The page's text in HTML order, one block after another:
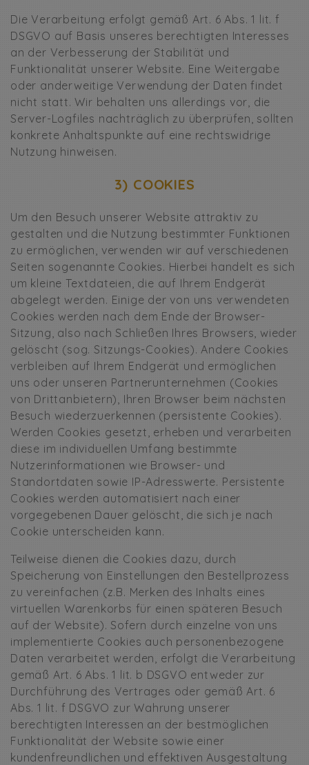
Die Verarbeitung erfolgt gemäß Art. 6 Abs. 1 lit. f
DSGVO auf Basis unseres berechtigten Interesses
an der Verbesserung der Stabilität und
Funktionalität unserer Website. Eine Weitergabe
oder anderweitige Verwendung der Daten findet
nicht statt. Wir behalten uns allerdings vor, die
Server-Logfiles nachträglich zu überprüfen, sollten
konkrete Anhaltspunkte auf eine rechtswidrige
Nutzung hinweisen.
3) COOKIES
Um den Besuch unserer Website attraktiv zu
gestalten und die Nutzung bestimmter Funktionen
zu ermöglichen, verwenden wir auf verschiedenen
Seiten sogenannte Cookies. Hierbei handelt es sich
um kleine Textdateien, die auf Ihrem Endgerät
abgelegt werden. Einige der von uns verwendeten
Cookies werden nach dem Ende der Browser-
Sitzung, also nach Schließen Ihres Browsers, wieder
gelöscht (sog. Sitzungs-Cookies). Andere Cookies
verbleiben auf Ihrem Endgerät und ermöglichen
uns oder unseren Partnerunternehmen (Cookies
von Drittanbietern), Ihren Browser beim nächsten
Besuch wiederzuerkennen (persistente Cookies).
Werden Cookies gesetzt, erheben und verarbeiten
diese im individuellen Umfang bestimmte
Nutzerinformationen wie Browser- und
Standortdaten sowie IP-Adresswerte. Persistente
Cookies werden automatisiert nach einer
vorgegebenen Dauer gelöscht, die sich je nach
Cookie unterscheiden kann.
Teilweise dienen die Cookies dazu, durch
Speicherung von Einstellungen den Bestellprozess
zu vereinfachen (z.B. Merken des Inhalts eines
virtuellen Warenkorbs für einen späteren Besuch
auf der Website). Sofern durch einzelne von uns
implementierte Cookies auch personenbezogene
Daten verarbeitet werden, erfolgt die Verarbeitung
gemäß Art. 6 Abs. 1 lit. b DSGVO entweder zur
Durchführung des Vertrages oder gemäß Art. 6
Abs. 1 lit. f DSGVO zur Wahrung unserer
berechtigten Interessen an der bestmöglichen
Funktionalität der Website sowie einer
kundenfreundlichen und effektiven Ausgestaltung